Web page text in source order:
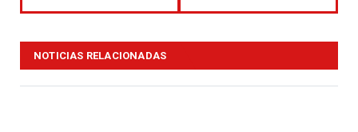
NOTICIAS RELACIONADAS